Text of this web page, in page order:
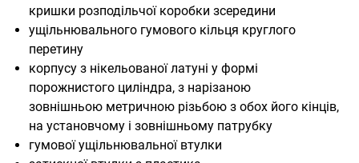
кришки розподільчої коробки зсередини
ущільнювального гумового кільця круглого
перетину
корпусу з нікельованої латуні у формі
порожнистого циліндра, з нарізаною
зовнішньою метричною різьбою з обох його кінців,
на установчому і зовнішньому патрубку
гумової ущільнювальної втулки